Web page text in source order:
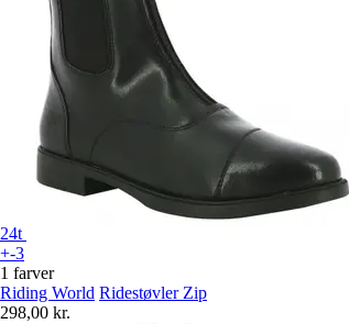
24t
+-3
1 farver
Riding World Ridestøvler Zip
298,00 kr.